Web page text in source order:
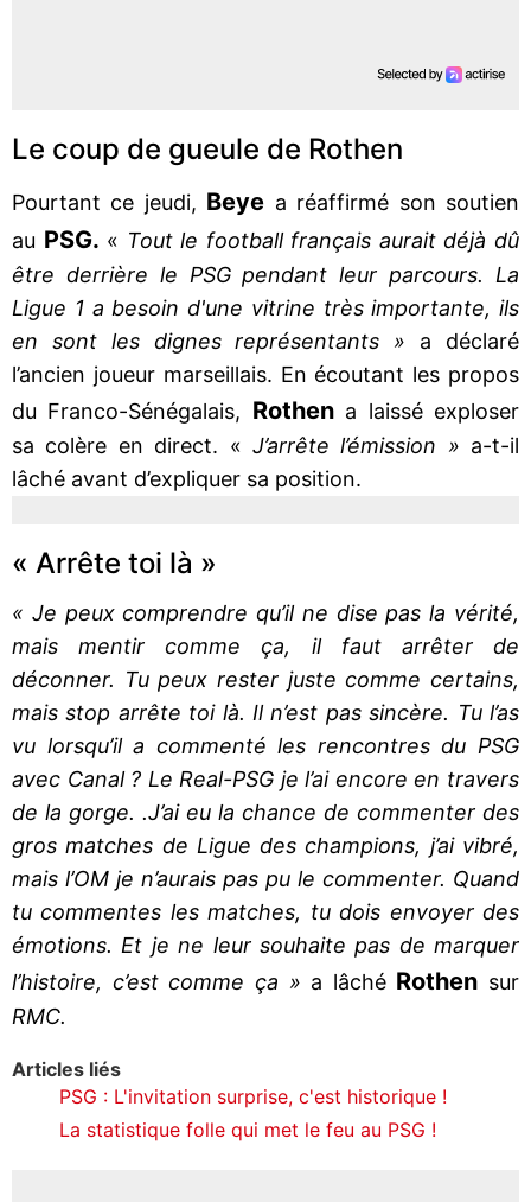
Le coup de gueule de Rothen
Pourtant ce jeudi, Beye a réaffirmé son soutien
au PSG. « Tout le football français aurait déjà dû
être derrière le PSG pendant leur parcours. La
Ligue 1 a besoin d'une vitrine très importante, ils
en sont les dignes représentants » a déclaré
l’ancien joueur marseillais. En écoutant les propos
du Franco-Sénégalais, Rothena laissé exploser
sa colère en direct. « J’arrête l’émission » a-t-il
lâché avant d’expliquer sa position.
« Arrête toi là »
« Je peux comprendre qu’il ne dise pas la vérité,
mais mentir comme ça, il faut arrêter de
déconner. Tu peux rester juste comme certains,
mais stop arrête toi là. Il n’est pas sincère. Tu l’as
vu lorsqu’il a commenté les rencontres du PSG
avec Canal ? Le Real-PSG je l’ai encore en travers
de la gorge. .J’ai eu la chance de commenter des
gros matches de Ligue des champions, j’ai vibré,
mais l’OM je n’aurais pas pu le commenter. Quand
tu commentes les matches, tu dois envoyer des
émotions. Et je ne leur souhaite pas de marquer
l’histoire, c’est comme ça » a lâchéRothen sur
RMC.
Articles liés
PSG : L'invitation surprise, c'est historique !
La statistique folle qui met le feu au PSG !